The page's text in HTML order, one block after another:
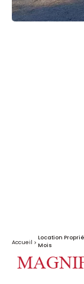
Accueil
Location
Mois